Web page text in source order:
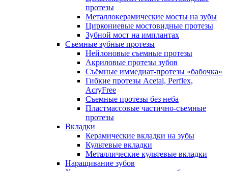
протезы
Металлокерамические мосты на зубы
Циркониевые мостовидные протезы
Зубной мост на имплантах
Съемные зубные протезы
Нейлоновые съемные протезы
Акриловые протезы зубов
Съёмные иммедиат‑протезы «бабочка»
Гибкие протезы Acetal, Perflex,
AcryFree
Съемные протезы без неба
Пластмассовые частично-съемные
протезы
Вкладки
Керамические вкладки на зубы
Культевые вкладки
Металлические культевые вкладки
Наращивание зубов